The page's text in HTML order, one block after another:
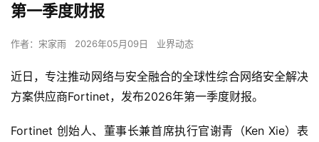
第一季度财报
作者： 宋家雨 2026年05月09日 业界动态
近日，专注推动网络与安全融合的全球性综合网络安全解决
方案供应商Fortinet，发布2026年第一季度财报。
Fortinet 创始人、董事长兼首席执行官谢青（Ken Xie）表